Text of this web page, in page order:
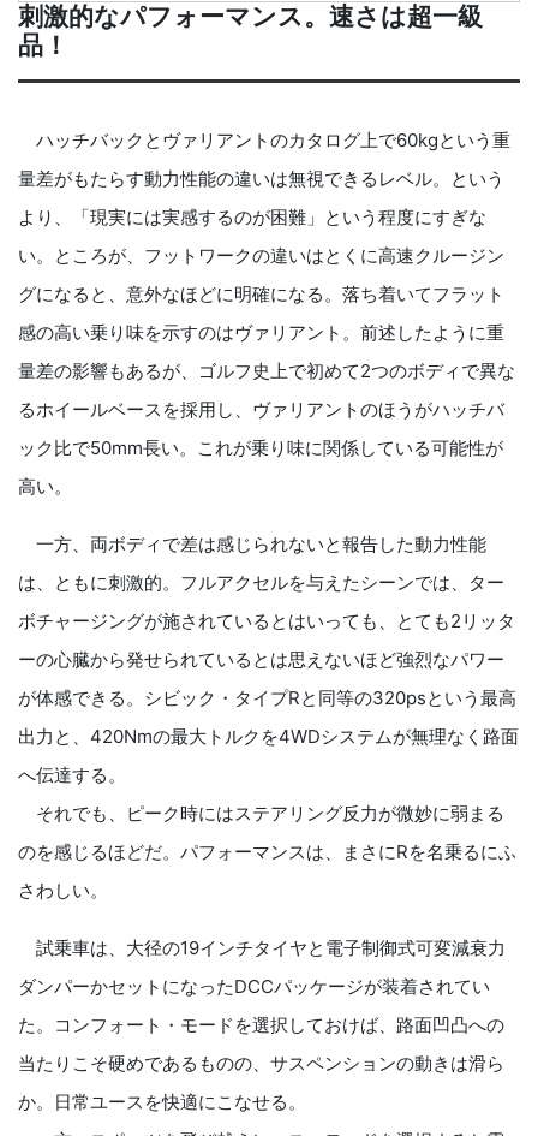
刺激的なパフォーマンス。速さは超一級
品！
ハッチバックとヴァリアントのカタログ上で60kgという重
量差がもたらす動力性能の違いは無視できるレベル。という
より、「現実には実感するのが困難」という程度にすぎな
い。ところが、フットワークの違いはとくに高速クルージン
グになると、意外なほどに明確になる。落ち着いてフラット
感の高い乗り味を示すのはヴァリアント。前述したように重
量差の影響もあるが、ゴルフ史上で初めて2つのボディで異な
るホイールベースを採用し、ヴァリアントのほうがハッチバ
ック比で50mm長い。これが乗り味に関係している可能性が
高い。
一方、両ボディで差は感じられないと報告した動力性能
は、ともに刺激的。フルアクセルを与えたシーンでは、ター
ボチャージングが施されているとはいっても、とても2リッタ
ーの心臓から発せられているとは思えないほど強烈なパワー
が体感できる。シビック・タイプRと同等の320psという最高
出力と、420Nmの最大トルクを4WDシステムが無理なく路面
へ伝達する。
それでも、ピーク時にはステアリング反力が微妙に弱まる
のを感じるほどだ。パフォーマンスは、まさにRを名乗るにふ
さわしい。
試乗車は、大径の19インチタイヤと電子制御式可変減衰力
ダンパーかセットになったDCCパッケージが装着されてい
た。コンフォート・モードを選択しておけば、路面凹凸への
当たりこそ硬めであるものの、サスペンションの動きは滑ら
か。日常ユースを快適にこなせる。